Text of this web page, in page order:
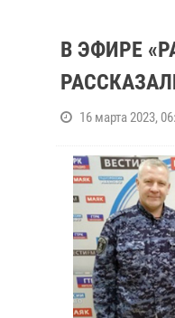
В ЭФИРЕ
16 марта 2023,